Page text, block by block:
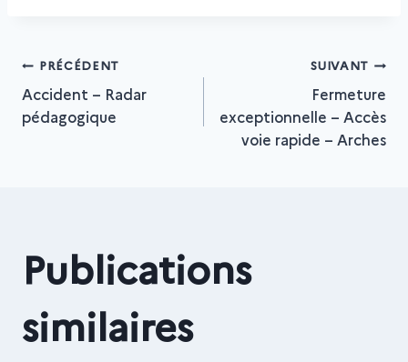
Navigation
de
PRÉCÉDENT
Accident – Radar
pédagogique
SUIVANT
Fermeture
exceptionnelle – Accès
voie rapide – Arches
Publications
similaires